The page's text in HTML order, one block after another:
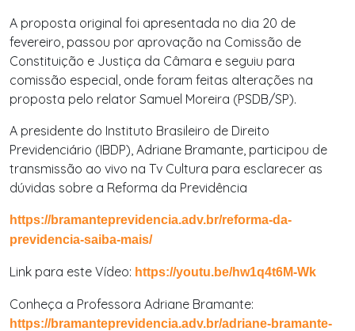
A proposta original foi apresentada no dia 20 de
fevereiro, passou por aprovação na Comissão de
Constituição e Justiça da Câmara e seguiu para
comissão especial, onde foram feitas alterações na
proposta pelo relator Samuel Moreira (PSDB/SP).
A presidente do Instituto Brasileiro de Direito
Previdenciário (IBDP), Adriane Bramante, participou de
transmissão ao vivo na Tv Cultura para esclarecer as
dúvidas sobre a Reforma da Previdência
https://bramanteprevidencia.adv.br/reforma-da-
previdencia-saiba-mais/
Link para este Vídeo: https://youtu.be/hw1q4t6M-Wk
Conheça a Professora Adriane Bramante:
https://bramanteprevidencia.adv.br/adriane-bramante-